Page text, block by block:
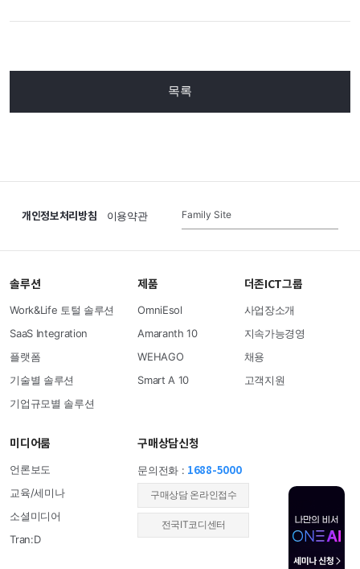
목록
개인정보처리방침 이용약관 Family Site
솔루션
Work&Life 토털 솔루션
SaaS Integration
플랫폼
기술별 솔루션
기업규모별 솔루션
제품
OmniEsol
Amaranth 10
WEHAGO
Smart A 10
더존ICT그룹
사업장소개
지속가능경영
채용
고객지원
미디어룸
언론보도
교육/세미나
소셜미디어
Tran:D
구매상담신청
문의전화 : 1688-5000
​구매상담 온라인접수
전국IT코디센터